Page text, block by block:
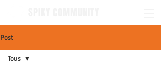
Post
Tous